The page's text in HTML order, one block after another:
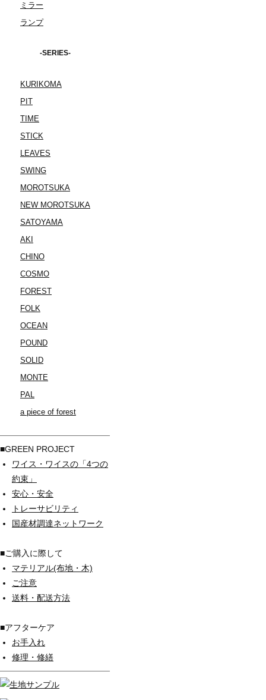
ミラー
ランプ
-SERIES-
KURIKOMA
PIT
TIME
STICK
LEAVES
SWING
MOROTSUKA
NEW MOROTSUKA
SATOYAMA
AKI
CHINO
COSMO
FOREST
FOLK
OCEAN
POUND
SOLID
MONTE
PAL
a piece of forest
■GREEN PROJECT
ワイス・ワイスの「4つの
約束」
安心・安全
トレーサビリティ
国産材調達ネットワーク
■ご購入に際して
マテリアル(布地・木)
ご注意
送料・配送方法
■アフターケア
お手入れ
修理・修繕